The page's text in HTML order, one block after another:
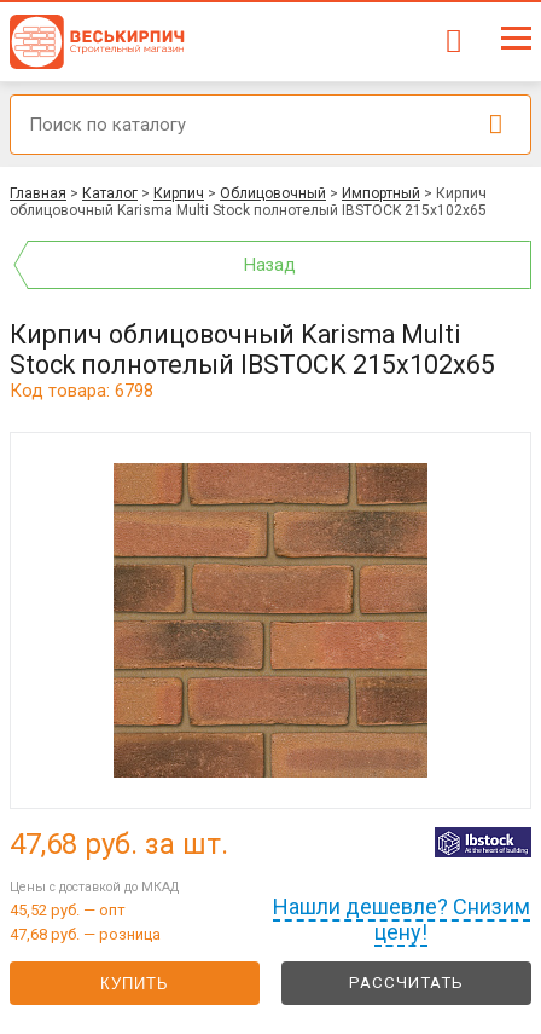
Главная > Каталог > Кирпич > Облицовочный > Импортный > Кирпич
облицовочный Karisma Multi Stock полнотелый IBSTOCK 215x102x65
Назад
Кирпич облицовочный Karisma Multi
Stock полнотелый IBSTOCK 215x102x65
Код товара: 6798
Нашли дешевле? Снизим
цену!
47,68 руб. за шт.
Цены с доставкой до МКАД
45,52 руб. — опт
47,68 руб. — розница
КУПИТЬ РАССЧИТАТЬ